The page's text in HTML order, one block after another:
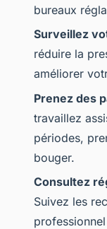
bureaux
Surveillez
réduire la
améliorer
Prenez des
travaillez
périodes,
bouger.
Consultez
Suivez les